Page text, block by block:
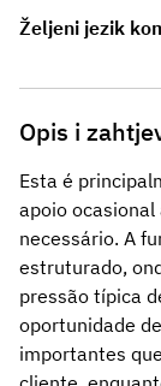
Željeni jezik
Opis i
Esta é
apoio
necessário. A
estruturado,
pressão típica
oportunidade
importantes